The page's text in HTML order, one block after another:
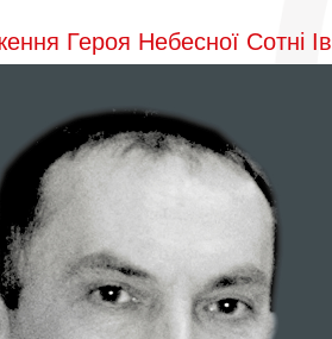
Героя Небесної Сотні